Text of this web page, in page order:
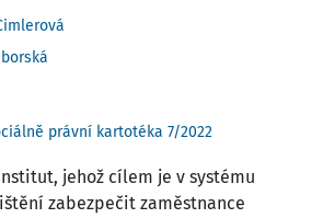
právní kartotéka 7/2022
jehož cílem je v systému
zabezpečit zaměstnance